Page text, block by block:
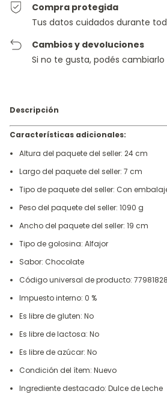
Compra protegida
Tus datos cuidados durante
Cambios y devoluciones
Si no te gusta, podés
Descripción
Características adicionales:
Altura del paquete del seller: 24 cm
Largo del paquete del seller: 7 cm
Tipo de paquete del seller: Con
Peso del paquete del seller: 1090 g
Ancho del paquete del seller: 19 cm
Tipo de golosina: Alfajor
Sabor: Chocolate
Código universal de producto:
Impuesto interno: 0 %
Es libre de gluten: No
Es libre de lactosa: No
Es libre de azúcar: No
Condición del ítem: Nuevo
Ingrediente destacado: Dulce de Leche